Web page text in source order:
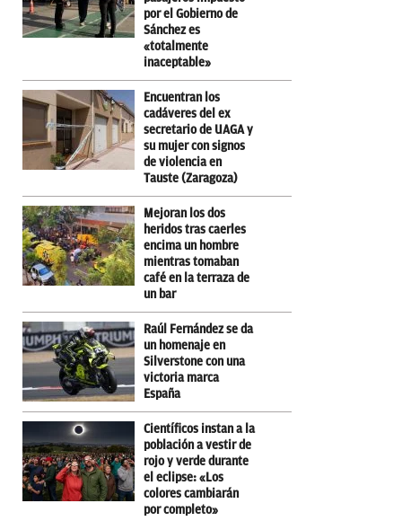
por el Gobierno de
Sánchez es
«totalmente
inaceptable»
Encuentran los
cadáveres del ex
secretario de UAGA y
su mujer con signos
de violencia en
Tauste (Zaragoza)
Mejoran los dos
heridos tras caerles
encima un hombre
mientras tomaban
café en la terraza de
un bar
Raúl Fernández se da
un homenaje en
Silverstone con una
victoria marca
España
Científicos instan a la
población a vestir de
rojo y verde durante
el eclipse: «Los
colores cambiarán
por completo»